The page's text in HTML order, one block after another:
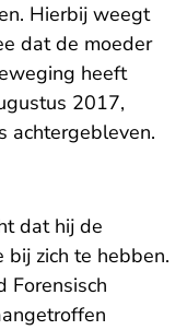
Hierbij weegt
dat de moeder
heeft
2017,
achtergebleven.
dat hij de
bij zich te hebben.
Forensisch